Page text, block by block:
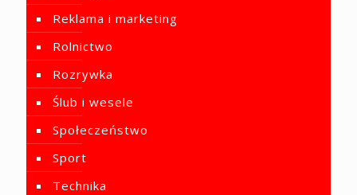
Reklama i marketing
Rolnictwo
Rozrywka
Ślub i wesele
Społeczeństwo
Sport
Technika